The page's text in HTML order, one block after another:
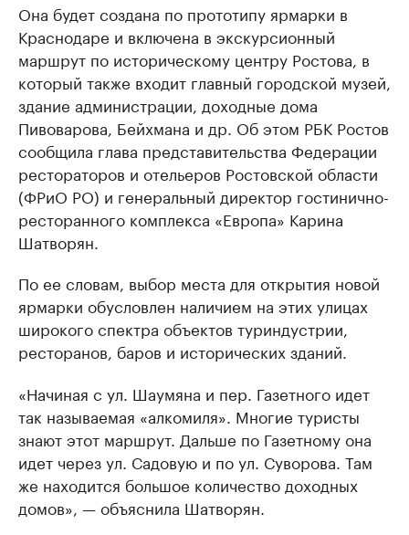
Она будет создана по прототипу ярмарки в
Краснодаре и включена в экскурсионный
маршрут по историческому центру Ростова, в
который также входит главный городской музей,
здание администрации, доходные дома
Пивоварова, Бейхмана и др. Об этом РБК Ростов
сообщила глава представительства Федерации
рестораторов и отельеров Ростовской области
(ФРиО РО) и генеральный директор гостинично-
ресторанного комплекса «Европа» Карина
Шатворян.
По ее словам, выбор места для открытия новой
ярмарки обусловлен наличием на этих улицах
широкого спектра объектов туриндустрии,
ресторанов, баров и исторических зданий.
«Начиная с ул. Шаумяна и пер. Газетного идет
так называемая «алкомиля». Многие туристы
знают этот маршрут. Дальше по Газетному она
идет через ул. Садовую и по ул. Суворова. Там
же находится большое количество доходных
домов», — объяснила Шатворян.